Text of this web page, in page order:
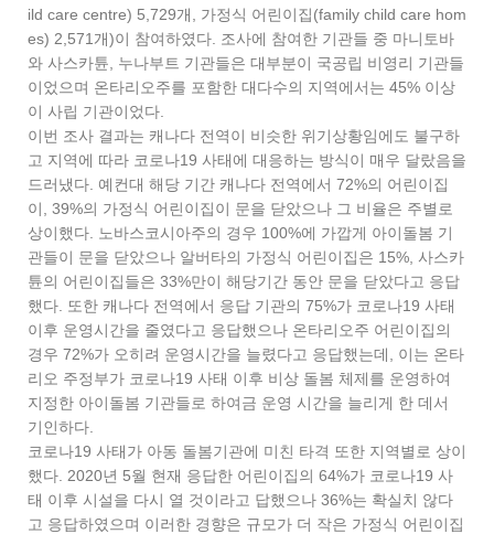
ild care centre) 5,729개, 가정식 어린이집(family child care hom
es) 2,571개)이 참여하였다. 조사에 참여한 기관들 중 마니토바
와 사스카튠, 누나부트 기관들은 대부분이 국공립 비영리 기관들
이었으며 온타리오주를 포함한 대다수의 지역에서는 45% 이상
이 사립 기관이었다.
이번 조사 결과는 캐나다 전역이 비슷한 위기상황임에도 불구하
고 지역에 따라 코로나19 사태에 대응하는 방식이 매우 달랐음을
드러냈다. 예컨대 해당 기간 캐나다 전역에서 72%의 어린이집
이, 39%의 가정식 어린이집이 문을 닫았으나 그 비율은 주별로
상이했다. 노바스코시아주의 경우 100%에 가깝게 아이돌봄 기
관들이 문을 닫았으나 알버타의 가정식 어린이집은 15%, 사스카
튠의 어린이집들은 33%만이 해당기간 동안 문을 닫았다고 응답
했다. 또한 캐나다 전역에서 응답 기관의 75%가 코로나19 사태
이후 운영시간을 줄였다고 응답했으나 온타리오주 어린이집의
경우 72%가 오히려 운영시간을 늘렸다고 응답했는데, 이는 온타
리오 주정부가 코로나19 사태 이후 비상 돌봄 체제를 운영하여
지정한 아이돌봄 기관들로 하여금 운영 시간을 늘리게 한 데서
기인하다.
코로나19 사태가 아동 돌봄기관에 미친 타격 또한 지역별로 상이
했다. 2020년 5월 현재 응답한 어린이집의 64%가 코로나19 사
태 이후 시설을 다시 열 것이라고 답했으나 36%는 확실치 않다
고 응답하였으며 이러한 경향은 규모가 더 작은 가정식 어린이집